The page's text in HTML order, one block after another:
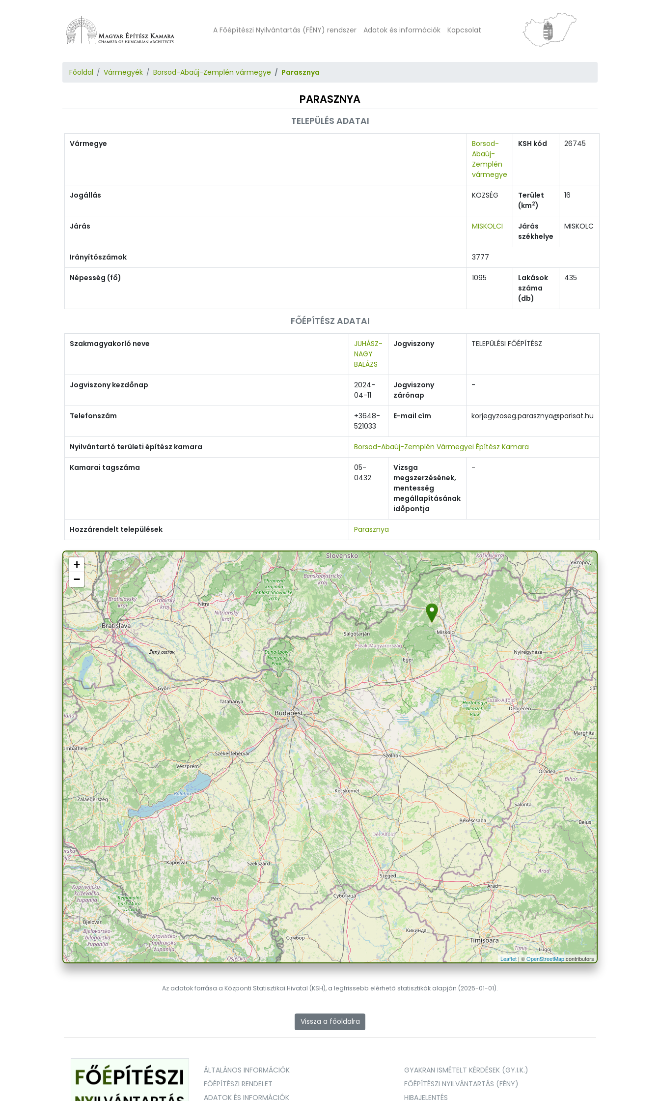
A Főépítészi Nyilvántartás (FÉNY) rendszer Adatok és információk Kapcsolat
Főoldal Vármegyék Borsod-Abaúj-Zemplén vármegye Parasznya
PARASZNYA
TELEPÜLÉS ADATAI
Vármegye
Borsod-
Abaúj-
Zemplén
vármegye
KSH kód 26745
Jogállás KÖZSÉG
Terület
(km2)
16
Járás MISKOLCI
Járás
székhelye
MISKOLC
Irányítószámok 3777
Népesség (fő) 1095
Lakások
száma
(db)
435
FŐÉPÍTÉSZ ADATAI
Szakmagyakorló neve
JUHÁSZ-
NAGY
BALÁZS
Jogviszony TELEPÜLÉSI FŐÉPÍTÉSZ
Jogviszony kezdőnap
2024-
04-11
Jogviszony
zárónap
-
Telefonszám
+3648-
521033
E-mail cím korjegyzoseg.parasznya@parisat.hu
Nyilvántartó területi építész kamara Borsod-Abaúj-Zemplén Vármegyei Építész Kamara
Kamarai tagszáma
05-
0432
Vizsga
megszerzésének,
mentesség
megállapításának
időpontja
-
Hozzárendelt települések Parasznya
+
−
Leaflet | ©OpenStreetMapcontributors
Az adatok forrása a Központi Statisztikai Hivatal (KSH), a legfrissebb elérhető statisztikák alapján (2025-01-01).
Vissza a főoldalra
ÁLTALÁNOS INFORMÁCIÓK
GYAKRAN ISMÉTELT KÉRDÉSEK (GY.I.K.)
FŐÉPÍTÉSZI RENDELET
FŐÉPÍTÉSZI NYILVÁNTARTÁS (FÉNY)
ADATOK ÉS INFORMÁCIÓK
HIBAJELENTÉS